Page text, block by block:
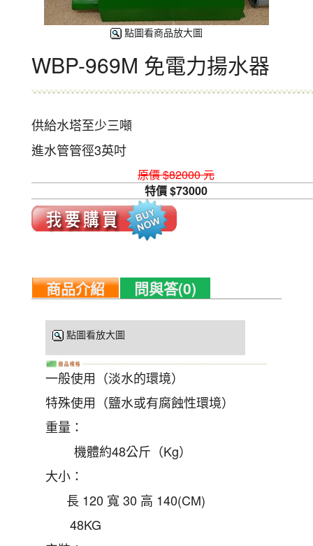
點圖看商品放大圖
WBP-969M 免電力揚水器
供給水塔至少三噸
進水管管徑3英吋
原價 $82000 元
特價 $73000
商品介紹 問與答(0)
點圖看放大圖
一般使用（淡水的環境）
特殊使用（鹽水或有腐蝕性環境）
重量：
機體約48公斤（Kg）
大小：
長 120 寬 30 高 140(CM)
48KG